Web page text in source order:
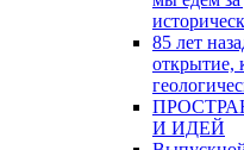
85 лет
открытие,
И ИДЕЙ